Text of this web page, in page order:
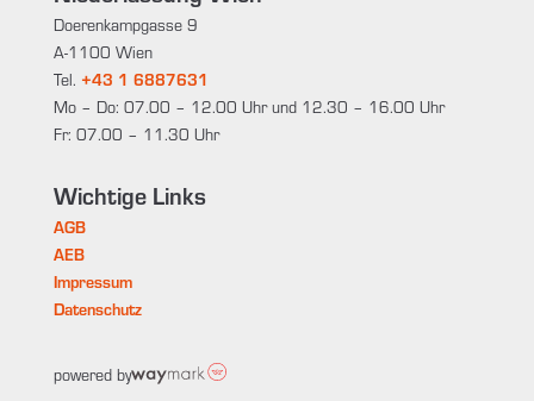
Doerenkampgasse 9
A-1100 Wien
Tel. +43 1 6887631
Mo – Do: 07.00 – 12.00 Uhr und 12.30 – 16.00 Uhr
Fr: 07.00 – 11.30 Uhr
Wichtige Links
AGB
AEB
Impressum
Datenschutz
powered by